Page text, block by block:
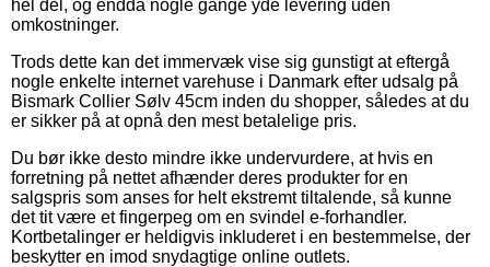
hel del, og endda nogle gange yde levering uden
omkostninger.
Trods dette kan det immervæk vise sig gunstigt at eftergå
nogle enkelte internet varehuse i Danmark efter udsalg på
Bismark Collier Sølv 45cm inden du shopper, således at du
er sikker på at opnå den mest betalelige pris.
Du bør ikke desto mindre ikke undervurdere, at hvis en
forretning på nettet afhænder deres produkter for en
salgspris som anses for helt ekstremt tiltalende, så kunne
det tit være et fingerpeg om en svindel e-forhandler.
Kortbetalinger er heldigvis inkluderet i en bestemmelse, der
beskytter en imod snydagtige online outlets.